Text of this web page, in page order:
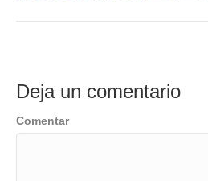
Deja un comentario
Comentar